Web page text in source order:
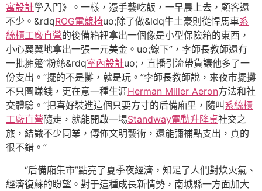
寓設計學入門》。一樣，憑手藝吃飯，一早晨上去，顧客還
不少。&rdqROG電競椅uo;除了做&ldq牛土豪則從悍馬車系
統櫃工廠直營的後備箱裡拿出一個像是小型保險箱的東西，
小心翼翼地拿出一張一元美金。uo;線下”，李師長教師還有
一批擁躉“粉絲&rdq室內設計uo;，直播引流帶貨讓他多了一
份支出。“擺的不是攤，就是玩。”李師長教師說，來夜市擺攤
不只圖賺錢，更在意一種生涯Herman Miller Aeron方法和社
交體驗。“把喜好裝進這個只要方寸的后備廂里，隨叫 系統櫃
工廠直營隨走，就能開啟一場Standway電動升降桌社交之
旅，結識不少同業，傳佈文明藝術，還能彌補點支出，真的
很不錯。”
“后備廂集市”點亮了夏季夜經濟，知足了人們對炊火氣、
經濟復蘇的盼望。對于這種成長新情勢，南城縣一方面加大